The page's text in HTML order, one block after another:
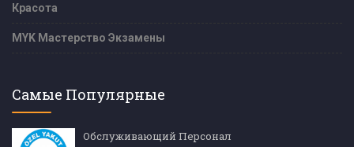
Красота
MYK Мастерство Экзамены
Самые Популярные
Обслуживающий Персонал